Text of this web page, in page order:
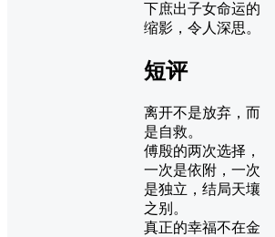
下庶出子女命运的
缩影，令人深思。
短评
离开不是放弃，而
是自救。
傅殷的两次选择，
一次是依附，一次
是独立，结局天壤
之别。
真正的幸福不在金